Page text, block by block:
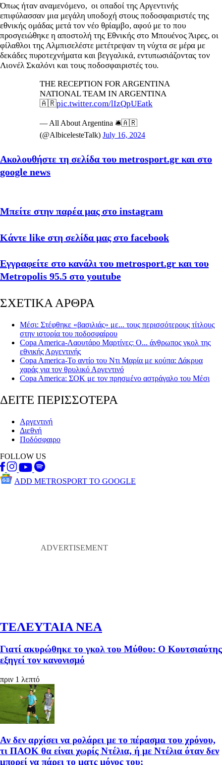
Όπως ήταν αναμενόμενο, οι οπαδοί της Αργεντινής
επιφύλασσαν μια μεγάλη υποδοχή στους ποδοσφαιριστές της
εθνικής ομάδας μετά τον νέο θρίαμβο, αφού με το που
προσγειώθηκε η αποστολή της Εθνικής στο Μπουένος Άιρες, οι
φίλαθλοι της Αλμπισελέστε μετέτρεψαν τη νύχτα σε μέρα με
δεκάδες πυροτεχνήματα και βεγγαλικά, εντυπωσιάζοντας τον
Λιονέλ Σκαλόνι και τους ποδοσφαιριστές του.
THE RECEPTION FOR ARGENTINA
NATIONAL TEAM IN ARGENTINA
🇦🇷pic.twitter.com/lIzQpUEatk
— All About Argentina 🛎🇦🇷
(@AlbicelesteTalk) July 16, 2024
Ακολουθήστε τη σελίδα του metrosport.gr και στο
google news
Μπείτε στην παρέα μας στο instagram
Κάντε like στη σελίδα μας στο facebook
Εγγραφείτε στο κανάλι του metrosport.gr και του
Metropolis 95.5 στο youtube
ΣΧΕΤΙΚΑ ΑΡΘΡΑ
Μέσι: Στέφθηκε «βασιλιάς» με... τους περισσότερους τίτλους
στην ιστορία του ποδοσφαίρου
Copa America-Λαουτάρο Μαρτίνες: Ο... άνθρωπος γκολ της
εθνικής Αργεντινής
Copa America-Το αντίο του Ντι Μαρία με κούπα: Δάκρυα
χαράς για τον θρυλικό Αργεντινό
Copa America: ΣΟΚ με τον πρησμένο αστράγαλο του Μέσι
ΔΕΙΤΕ ΠΕΡΙΣΣΟΤΕΡΑ
Αργεντινή
Διεθνή
Ποδόσφαιρο
FOLLOW US
ADD METROSPORT TO GOOGLE
ΤΕΛΕΥΤΑΙΑ ΝΕΑ
Γιατί ακυρώθηκε το γκολ του Μύθου: Ο Κουτσιαύτης
εξηγεί τον κανονισμό
πριν 1 λεπτό
Αν δεν αρχίσει να ρολάρει με το πέρασμα του χρόνου,
τι ΠΑΟΚ θα είναι χωρίς Ντέλια, ή με Ντέλια όταν δεν
μπορεί να πάρει το ματς μόνος του;